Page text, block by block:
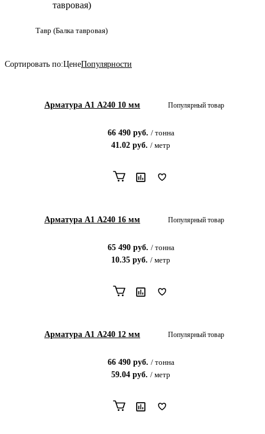
Тавр (Балка тавровая)
Сортировать по:ЦенеПопулярности
Арматура А1 А240 10 мм Популярный товар
66 490руб. / тонна
41.02 руб. / метр
Арматура А1 А240 16 мм Популярный товар
65 490руб. / тонна
10.35 руб. / метр
Арматура А1 А240 12 мм Популярный товар
66 490руб. / тонна
59.04 руб. / метр